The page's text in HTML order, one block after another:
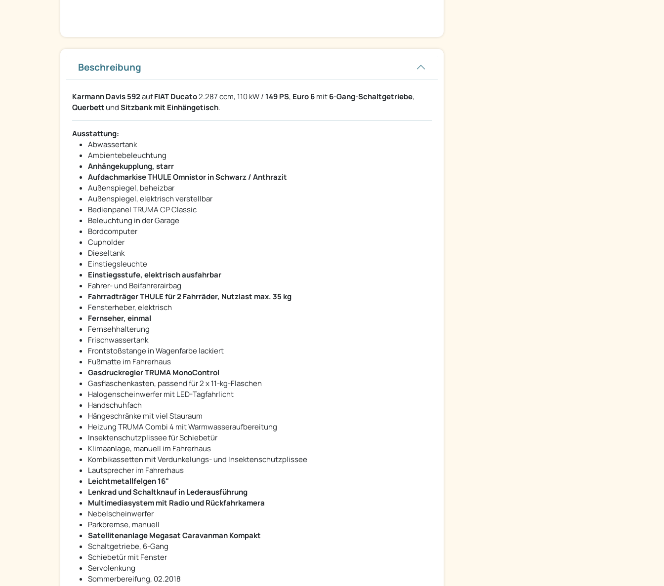
Beschreibung
Karmann Davis 592aufFIAT Ducato2.287 ccm, 110 kW / 149 PS, Euro 6mit6-Gang-Schaltgetriebe,
QuerbettundSitzbank mit Einhängetisch.
Ausstattung:
Abwassertank
Ambientebeleuchtung
Anhängekupplung, starr
Aufdachmarkise THULE Omnistor in Schwarz / Anthrazit
Außenspiegel, beheizbar
Außenspiegel, elektrisch verstellbar
Bedienpanel TRUMA CP Classic
Beleuchtung in der Garage
Bordcomputer
Cupholder
Dieseltank
Einstiegsleuchte
Einstiegsstufe, elektrisch ausfahrbar
Fahrer- und Beifahrerairbag
Fahrradträger THULE für 2 Fahrräder, Nutzlast max. 35 kg
Fensterheber, elektrisch
Fernseher, einmal
Fernsehhalterung
Frischwassertank
Frontstoßstange in Wagenfarbe lackiert
Fußmatte im Fahrerhaus
Gasdruckregler TRUMA MonoControl
Gasflaschenkasten, passend für 2 x 11-kg-Flaschen
Halogenscheinwerfer mit LED-Tagfahrlicht
Handschuhfach
Hängeschränke mit viel Stauraum
Heizung TRUMA Combi 4 mit Warmwasseraufbereitung
Insektenschutzplissee für Schiebetür
Klimaanlage, manuell im Fahrerhaus
Kombikassetten mit Verdunkelungs- und Insektenschutzplissee
Lautsprecher im Fahrerhaus
Leichtmetallfelgen 16"
Lenkrad und Schaltknauf in Lederausführung
Multimediasystem mit Radio und Rückfahrkamera
Nebelscheinwerfer
Parkbremse, manuell
Satellitenanlage Megasat Caravanman Kompakt
Schaltgetriebe, 6-Gang
Schiebetür mit Fenster
Servolenkung
Sommerbereifung, 02.2018